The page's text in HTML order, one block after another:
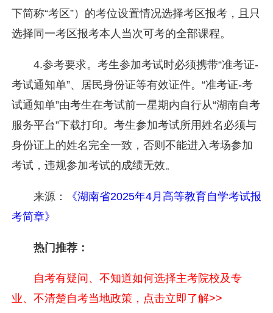
下简称“考区”）的考位设置情况选择考区报考，且只
选择同一考区报考本人当次可考的全部课程。
4.参考要求。考生参加考试时必须携带“准考证-
考试通知单”、居民身份证等有效证件。“准考证-考
试通知单”由考生在考试前一星期内自行从“湖南自考
服务平台”下载打印。考生参加考试所用姓名必须与
身份证上的姓名完全一致，否则不能进入考场参加
考试，违规参加考试的成绩无效。
来源：
《湖南省2025年4月高等教育自学考试报
考简章》
热门推荐：
自考有疑问、不知道如何选择主考院校及专
业、不清楚自考当地政策，点击立即了解>>